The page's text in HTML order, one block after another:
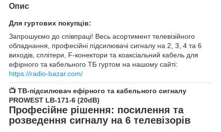
Опис
Для гуртових покупців:
Запрошуємо до співпраці! Весь асортимент телевізійного
обладнання, професійні підсилювачі сигналу на 2, 3, 4 та 6
виходів, сплітери, F-конектори та коаксіальний кабель для
ефірного та кабельного ТБ гуртом на нашому сайті:
https://radio-bazar.com/
📺 ТВ-підсилювач ефірного та кабельного сигналу
PROWEST LB-171-6 (20dB)
Професійне рішення: посилення та
розведення сигналу на 6 телевізорів